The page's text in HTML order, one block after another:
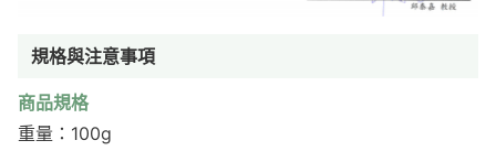
規格與注意事項
商品規格
重量：100g